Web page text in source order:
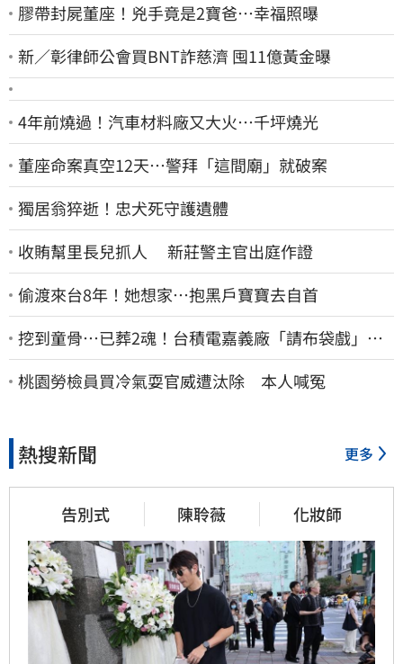
膠帶封屍董座！兇手竟是2寶爸…幸福照曝
新／彰律師公會買BNT詐慈濟 囤11億黃金曝
4年前燒過！汽車材料廠又大火…千坪燒光
董座命案真空12天…警拜「這間廟」就破案
獨居翁猝逝！忠犬死守護遺體
收賄幫里長兒抓人 新莊警主官出庭作證
偷渡來台8年！她想家…抱黑戶寶寶去自首
挖到童骨…已葬2魂！台積電嘉義廠「請布袋戲」原
因曝
桃園勞檢員買冷氣耍官威遭汰除 本人喊冤
熱搜新聞 更多
告別式 陳聆薇 化妝師